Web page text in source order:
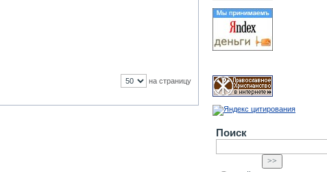
на страницу
Поиск